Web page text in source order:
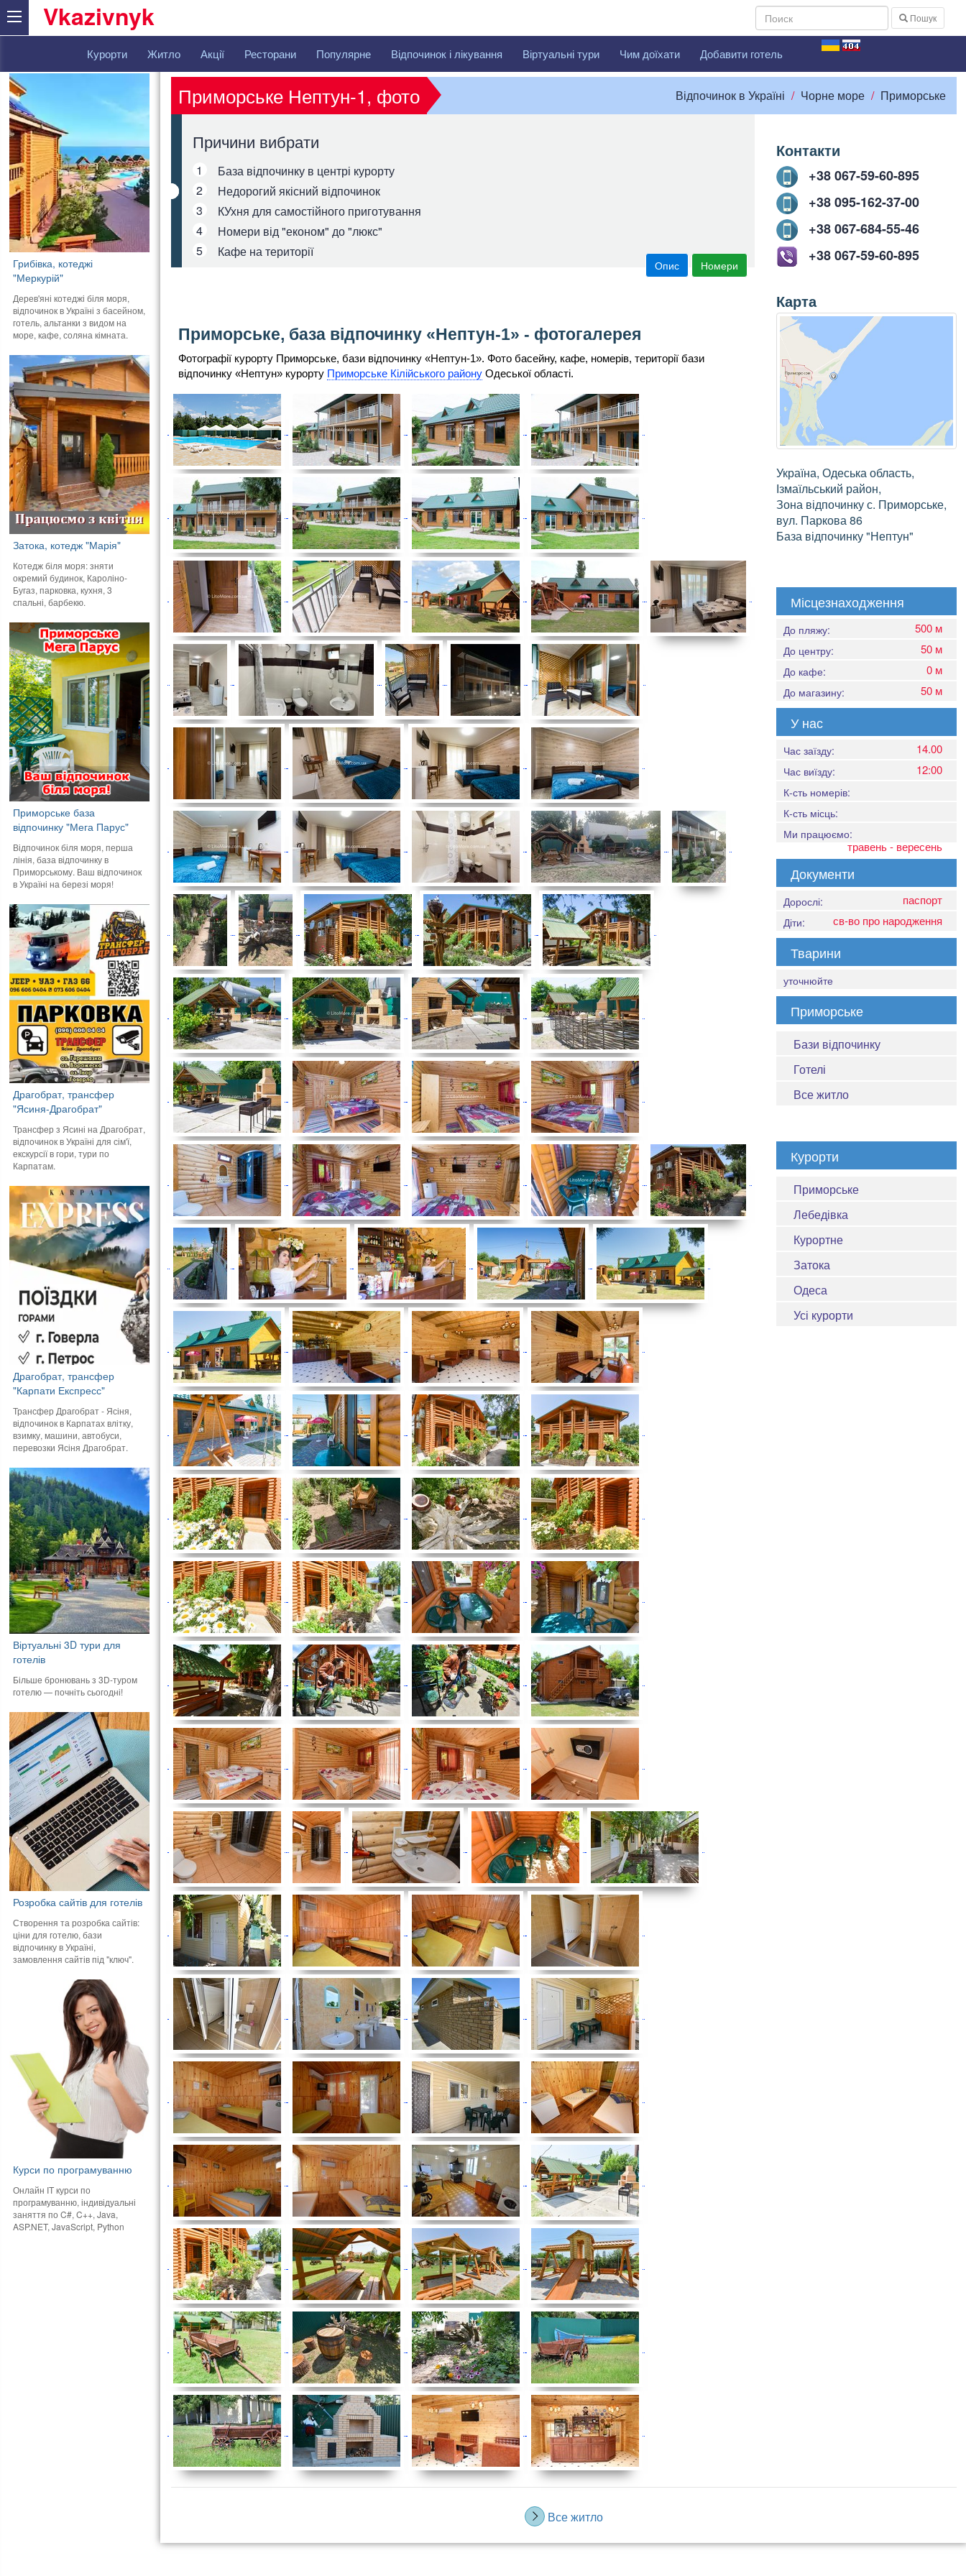
Vkazivnyk Пошук
Курорти Житло Акції Ресторани Популярне Відпочинок і лікування Віртуальні тури Чим доїхати Добавити готель
Приморське Нептун-1, фото Відпочинок в Україні Чорне море Приморське
Причини вибрати
1
База відпочинку в центрі курорту
2
Недорогий якісний відпочинок
3
КУхня для самостійного приготування
4
Номери від "економ" до "люкс"
5
Кафе на території
Опис Номери
Приморське, база відпочинку «Нептун-1» - фотогалерея
Фотографії курорту Приморське, бази відпочинку «Нептун-1». Фото басейну, кафе, номерів, території бази
відпочинку «Нептун» курорту Приморське Кілійського районуОдеської області.
Контакти
+38 067-59-60-895
+38 095-162-37-00
+38 067-684-55-46
+38 067-59-60-895
Карта
Україна, Одеська область,
Ізмаїльський район,
Зона відпочинку с. Приморське,
вул. Паркова 86
База відпочинку "Нептун"
Місцезнаходження
До пляжу: 500 м
До центру: 50 м
До кафе: 0 м
До магазину: 50 м
У нас
Час заїзду: 14.00
Час виїзду: 12:00
К-сть номерів:
К-сть місць:
Ми працюємо:
травень - вересень
Документи
Дорослі: паспорт
Діти: св-во про народження
Тварини
уточнюйте
Приморське
Бази відпочинку
Готелі
Все житло
Курорти
Приморське
Лебедівка
Курортне
Затока
Одеса
Усі курорти
Все житло
Грибівка, котеджі
"Меркурій"
Дерев'яні котеджі біля моря,
відпочинок в Україні з басейном,
готель, альтанки з видом на
море, кафе, соляна кімната.
Затока, котедж "Марія"
Котедж біля моря: зняти
окремий будинок, Кароліно-
Бугаз, парковка, кухня, 3
спальні, барбекю.
Приморське база
відпочинку "Мега Парус"
Відпочинок біля моря, перша
лінія, база відпочинку в
Приморському. Ваш відпочинок
в Україні на березі моря!
Драгобрат, трансфер
"Ясиня-Драгобрат"
Трансфер з Ясині на Драгобрат,
відпочинок в Україні для сім'ї,
екскурсії в гори, тури по
Карпатам.
Драгобрат, трансфер
"Карпати Експресс"
Трансфер Драгобрат - Ясіня,
відпочинок в Карпатах влітку,
взимку, машини, автобуси,
перевозки Ясіня Драгобрат.
Віртуальні 3D тури для
готелів
Більше бронювань з 3D-туром
готелю — почніть сьогодні!
Розробка сайтів для готелів
Створення та розробка сайтів:
ціни для готелю, бази
відпочинку в Україні,
замовлення сайтів під "ключ".
Курси по програмуванню
Онлайн IT курси по
програмуванню, індивідуальні
заняття по C#, C++, Java,
ASP.NET, JavaScript, Python